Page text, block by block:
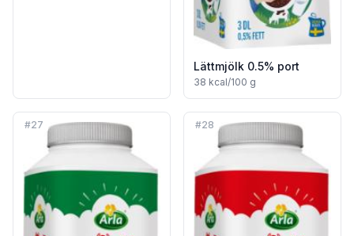
Lättmjölk 0.5% port
38 kcal/100 g
#27 #28